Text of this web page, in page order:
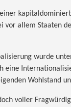
vor allem Staaten
wurde
eine
Wohlstand
voller